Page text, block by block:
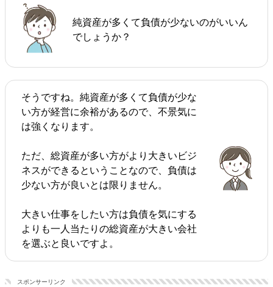
純資産が多くて負債が少ないのがいいん
でしょうか？
そうですね。純資産が多くて負債が少な
い方が経営に余裕があるので、不景気に
は強くなります。
ただ、総資産が多い方がより大きいビジ
ネスができるということなので、負債は
少ない方が良いとは限りません。
大きい仕事をしたい方は負債を気にする
よりも一人当たりの総資産が大きい会社
を選ぶと良いですよ。
スポンサーリンク